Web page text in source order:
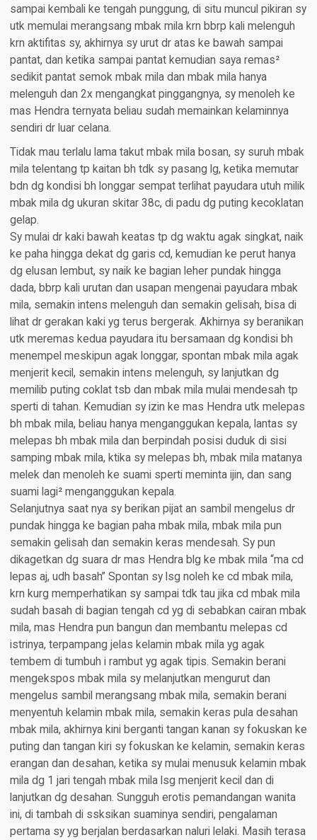
sampai kembali ke tengah punggung, di situ muncul pikiran sy
utk memulai merangsang mbak mila krn bbrp kali melenguh
krn aktifitas sy, akhirnya sy urut dr atas ke bawah sampai
pantat, dan ketika sampai pantat kemudian saya remas²
sedikit pantat semok mbak mila dan mbak mila hanya
melenguh dan 2x mengangkat pinggangnya, sy menoleh ke
mas Hendra ternyata beliau sudah memainkan kelaminnya
sendiri dr luar celana.
Tidak mau terlalu lama takut mbak mila bosan, sy suruh mbak
mila telentang tp kaitan bh tdk sy pasang lg, ketika memutar
bdn dg kondisi bh longgar sempat terlihat payudara utuh milik
mbak mila dg ukuran skitar 38c, di padu dg puting kecoklatan
gelap.
Sy mulai dr kaki bawah keatas tp dg waktu agak singkat, naik
ke paha hingga dekat dg garis cd, kemudian ke perut hanya
dg elusan lembut, sy naik ke bagian leher pundak hingga
dada, bbrp kali urutan dan usapan mengenai payudara mbak
mila, semakin intens melenguh dan semakin gelisah, bisa di
lihat dr gerakan kaki yg terus bergerak. Akhirnya sy beranikan
utk meremas kedua payudara itu bersamaan dg kondisi bh
menempel meskipun agak longgar, spontan mbak mila agak
menjerit kecil, semakin intens melenguh, sy lanjutkan dg
memilib puting coklat tsb dan mbak mila mulai mendesah tp
sperti di tahan. Kemudian sy izin ke mas Hendra utk melepas
bh mbak mila, beliau hanya menganggukan kepala, lantas sy
melepas bh mbak mila dan berpindah posisi duduk di sisi
samping mbak mila, ktika sy melepas bh, mbak mila matanya
melek dan menoleh ke suami sperti meminta ijin, dan sang
suami lagi² menganggukan kepala.
Selanjutnya saat nya sy berikan pijat an sambil mengelus dr
pundak hingga ke bagian paha mbak mila, mbak mila pun
semakin gelisah dan semakin keras mendesah. Sy pun
dikagetkan dg suara dr mas Hendra blg ke mbak mila “ma cd
lepas aj, udh basah” Spontan sy lsg noleh ke cd mbak mila,
krn kurg memperhatikan sy sampai tdk tau jika cd mbak mila
sudah basah di bagian tengah cd yg di sebabkan cairan mbak
mila, mas Hendra pun bangun dan membantu melepas cd
istrinya, terpampang jelas kelamin mbak mila yg agak
tembem di tumbuh i rambut yg agak tipis. Semakin berani
mengekspos mbak mila sy melanjutkan mengurut dan
mengelus sambil merangsang mbak mila, semakin berani
menyentuh kelamin mbak mila, semakin keras pula desahan
mbak mila, akhirnya kini berganti tangan kanan sy fokuskan ke
puting dan tangan kiri sy fokuskan ke kelamin, semakin keras
erangan dan desahan, ketika sy mulai menusuk kelamin mbak
mila dg 1 jari tengah mbak mila lsg menjerit kecil dan di
lanjutkan dg desahan. Sungguh erotis pemandangan wanita
ini, di tambah di ssksikan suaminya sendiri, pengalaman
pertama sy yg berjalan berdasarkan naluri lelaki. Masih terasa